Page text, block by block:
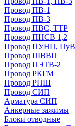
Провод ПВ-1
Провод ПВ-3
Провод ПВС, ТТР
Провод ПНСВ 1,2
Провод ПУНП,
Провод ШВВП
Провод ПЭТВ-2
Провод РКГМ
Провод РПШ
Провод СИП
Арматура СИП
Анкерные зажимы
Блоки отводные